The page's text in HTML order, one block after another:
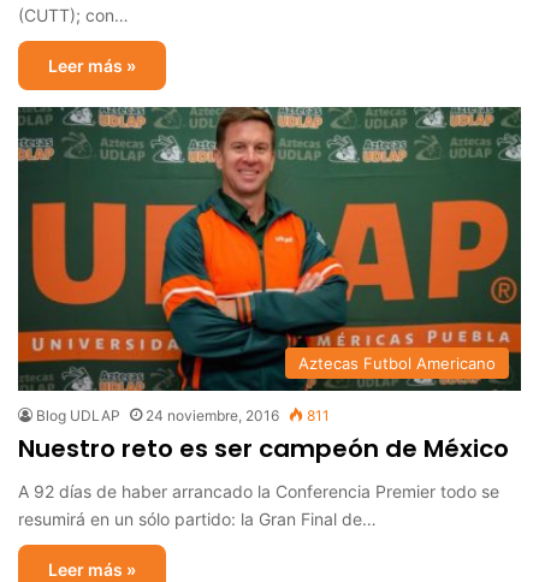
(CUTT); con…
Leer más »
Aztecas Futbol Americano
Blog UDLAP 24 noviembre, 2016 811
Nuestro reto es ser campeón de México
A 92 días de haber arrancado la Conferencia Premier todo se
resumirá en un sólo partido: la Gran Final de…
Leer más »